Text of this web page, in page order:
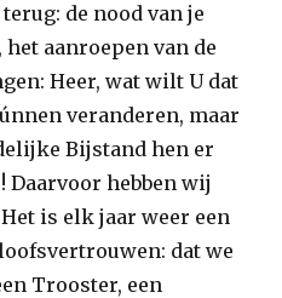
de nood van je
het aanroepen van de
Heer, wat wilt U dat
veranderen, maar
Bijstand hen er
hebben wij
is elk jaar weer een
dat we
Trooster, een